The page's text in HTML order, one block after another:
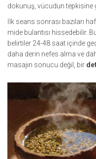
dokunuş, vücudun tepkisine
İlk seans sonrası bazıları
mide bulantısı hissedebilir.
belirtiler 24-48 saat içinde
daha derin nefes alma ve
masajın sonucu değil, bir